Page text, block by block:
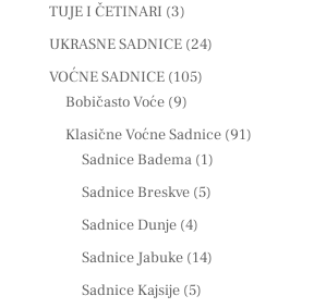
TUJE I ČETINARI (3)
UKRASNE SADNICE (24)
VOĆNE SADNICE (105)
Bobičasto Voće (9)
Klasične Voćne Sadnice (91)
Sadnice Badema (1)
Sadnice Breskve (5)
Sadnice Dunje (4)
Sadnice Jabuke (14)
Sadnice Kajsije (5)